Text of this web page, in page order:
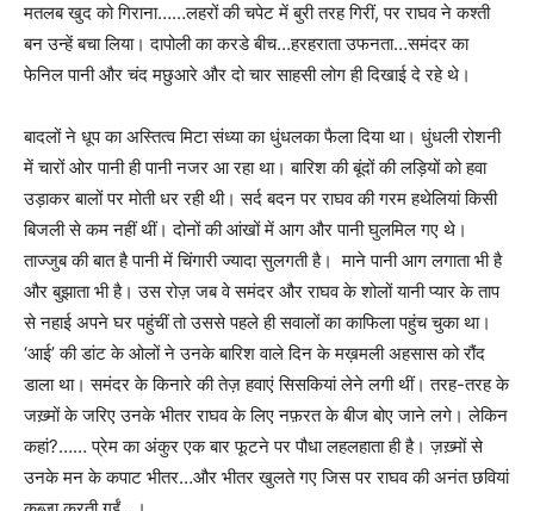
मतलब खुद को गिराना……लहरों की चपेट में बुरी तरह गिरीं,पर राघव ने कश्ती
बन उन्हें बचा लिया। दापोली का करडे बीच…हरहराता उफनता…समंदर का
फेनिल पानी और चंद मछुआरे और दो चार साहसी लोग ही दिखाई दे रहे थे।
बादलों ने धूप का अस्तित्व मिटा संध्या का धुंधलका फैला दिया था। धुंधली रोशनी
में चारों ओर पानी ही पानी नजर आ रहा था। बारिश की बूंदों की लड़ियों को हवा
उड़ाकर बालों पर मोती धर रही थी। सर्द बदन पर राघव की गरम हथेलियां किसी
बिजली से कम नहीं थीं। दोनों की आंखों में आग और पानी घुलमिल गए थे।
ताज्जुब की बात है पानी में चिंगारी ज्यादा सुलगती है। माने पानी आग लगाता भी है
और बुझाता भी है। उस रोज़ जब वे समंदर और राघव के शोलों यानी प्यार के ताप
से नहाई अपने घर पहुंचीं तो उससे पहले ही सवालों का काफिला पहुंच चुका था।
‘आई’की डांट के ओलों ने उनके बारिश वाले दिन के मख़मली अहसास को रौंद
डाला था। समंदर के किनारे की तेज़ हवाएं सिसकियां लेने लगी थीं। तरह-तरह के
जख़्मों के जरिए उनके भीतर राघव के लिए नफ़रत के बीज बोए जाने लगे। लेकिन
कहां?……प्रेम का अंकुर एक बार फूटने पर पौधा लहलहाता ही है। ज़ख़्मों से
उनके मन के कपाट भीतर…और भीतर खुलते गए जिस पर राघव की अनंत छवियां